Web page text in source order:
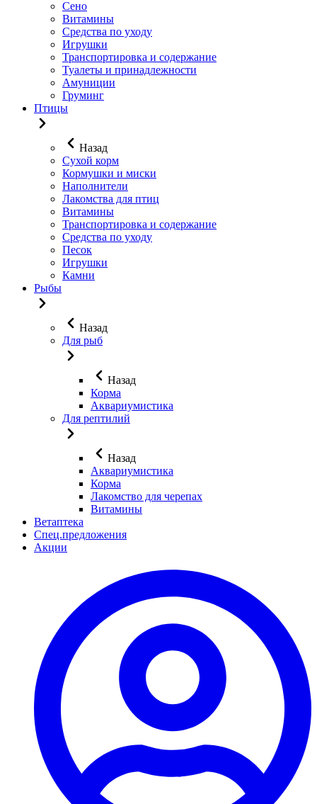
Сено
Витамины
Средства по уходу
Игрушки
Транспортировка и содержание
Туалеты и принадлежности
Амуниции
Груминг
Птицы
Назад
Сухой корм
Кормушки и миски
Наполнители
Лакомства для птиц
Витамины
Транспортировка и содержание
Средства по уходу
Песок
Игрушки
Камни
Рыбы
Назад
Для рыб
Назад
Корма
Аквариумистика
Для рептилий
Назад
Аквариумистика
Корма
Лакомство для черепах
Витамины
Ветаптека
Спец.предложения
Акции